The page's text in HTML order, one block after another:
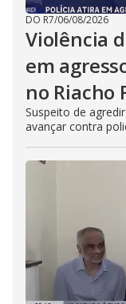
DO R7/06/08/2026
Violência
em
no Riacho
Suspeito de
avançar contra